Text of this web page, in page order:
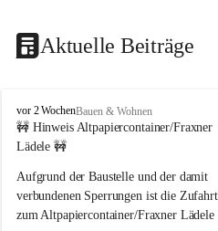
Aktuelle Beiträge
F
r
a
e
r
n
vor 2 WochenBauen & Wohnen
🚧 Hinweis Altpapiercontainer/Fraxner
Lädele 🚧
Aufgrund der Baustelle und der damit
verbundenen Sperrungen ist die Zufahrt
zum Altpapiercontainer/Fraxner Lädele